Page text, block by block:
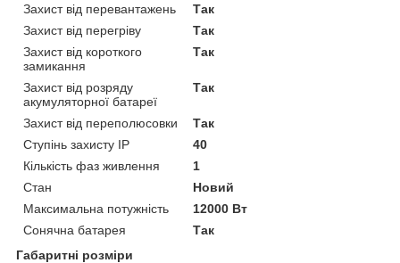
Захист від перевантажень
Так
Захист від перегріву
Так
Захист від короткого
замикання
Так
Захист від розряду
акумуляторної батареї
Так
Захист від переполюсовки
Так
Ступінь захисту IP
40
Кількість фаз живлення
1
Стан
Новий
Максимальна потужність
12000 Вт
Сонячна батарея
Так
Габаритні розміри